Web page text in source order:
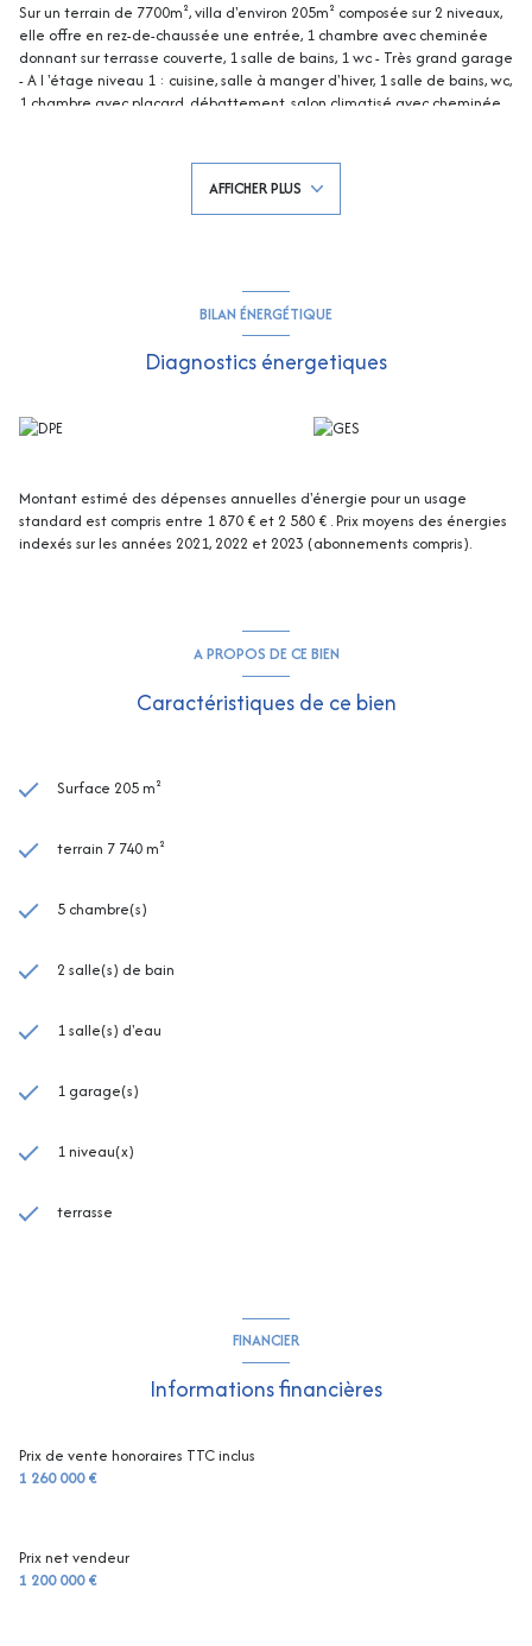
Sur un terrain de 7700m², villa d'environ 205m² composée sur 2 niveaux,
elle offre en rez-de-chaussée une entrée, 1 chambre avec cheminée
donnant sur terrasse couverte, 1 salle de bains, 1 wc - Très grand garage
- A l 'étage niveau 1 : cuisine, salle à manger d'hiver, 1 salle de bains, wc,
1 chambre avec placard, débattement, salon climatisé avec cheminée,
buanderie, vaste garage en RDC et au premier étage de plain-pied
avec le jardin ! Très beau terrain plat avec un très grand potentiel !
Les informations sur les risques auxquels ce bien est exposé sont
AFFICHER PLUS
BILAN ÉNERGÉTIQUE
Diagnostics énergetiques
Montant estimé des dépenses annuelles d'énergie pour un usage
standard est compris entre 1 870 € et 2 580 € . Prix moyens des énergies
indexés sur les années 2021, 2022 et 2023 (abonnements compris).
A PROPOS DE CE BIEN
Caractéristiques de ce bien
Surface 205 m²
terrain 7 740 m²
5 chambre(s)
2 salle(s) de bain
1 salle(s) d'eau
1 garage(s)
1 niveau(x)
terrasse
FINANCIER
Informations financières
Prix de vente honoraires TTC inclus
1 260 000 €
Prix net vendeur
1 200 000 €